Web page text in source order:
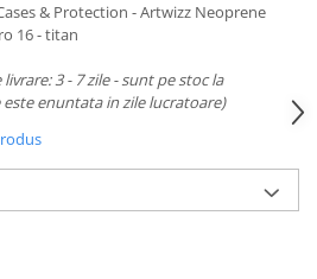
& Protection - Artwizz Neoprene
16 - titan
3 - 7 zile - sunt pe stoc la
enuntata in zile lucratoare)